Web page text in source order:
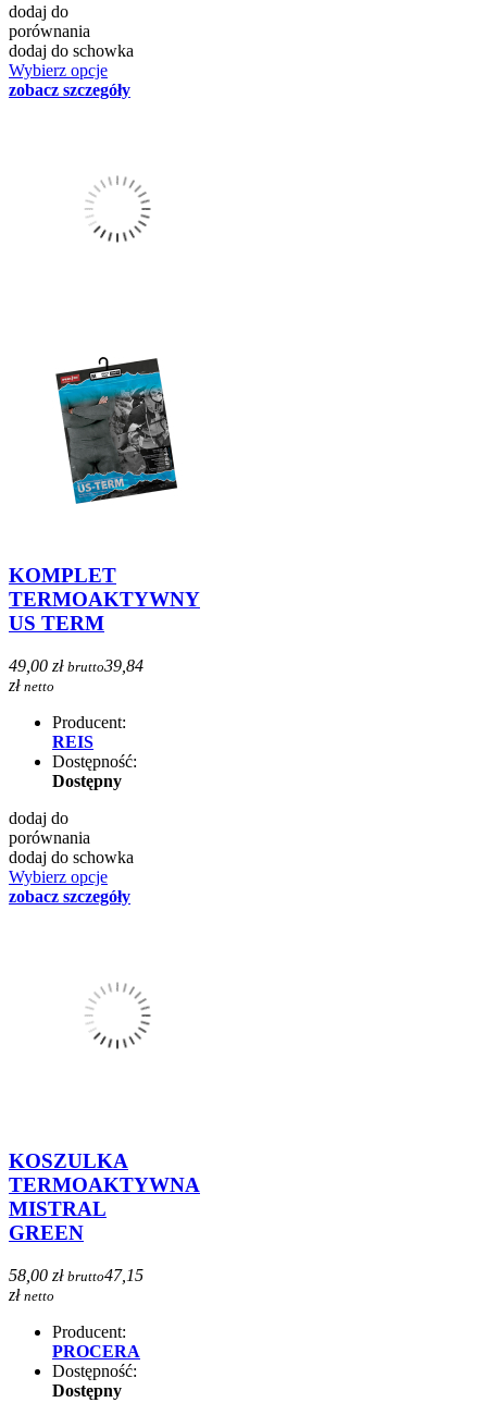
dodaj do
porównania
dodaj do schowka
Wybierz opcje
zobacz szczegóły
KOMPLET
TERMOAKTYWNY
US TERM
49,00 zł brutto39,84
zł netto
Producent:
REIS
Dostępność:
Dostępny
dodaj do
porównania
dodaj do schowka
Wybierz opcje
zobacz szczegóły
KOSZULKA
TERMOAKTYWNA
MISTRAL
GREEN
58,00 zł brutto47,15
zł netto
Producent:
PROCERA
Dostępność:
Dostępny